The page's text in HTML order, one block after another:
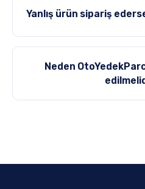
Yanlış ürün sipariş
Neden